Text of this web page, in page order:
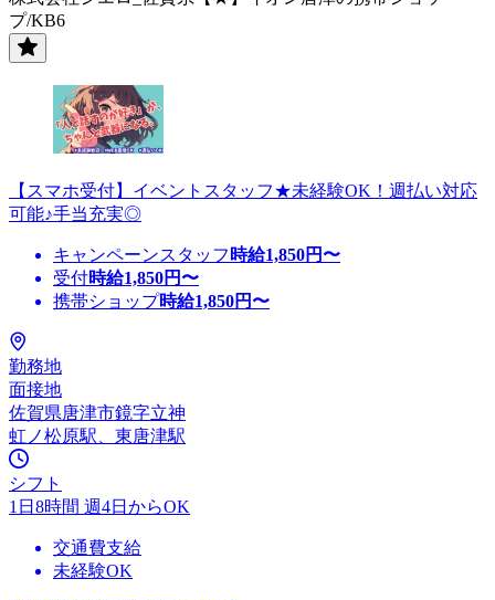
プ/KB6
【スマホ受付】イベントスタッフ★未経験OK！週払い対応
可能♪手当充実◎
キャンペーンスタッフ 時給1,850円〜
受付時給1,850円〜
携帯ショップ時給1,850円〜
勤務地
面接地
佐賀県唐津市鏡字立神
虹ノ松原駅、東唐津駅
シフト
1日8時間 週4日からOK
交通費支給
未経験OK